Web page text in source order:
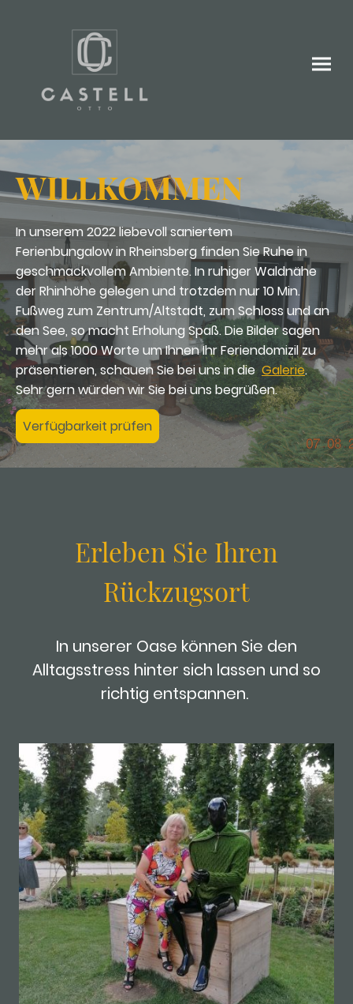
WILLKOMMEN
In unserem 2022 liebevoll saniertem
Ferienbungalow in Rheinsberg finden Sie Ruhe in
geschmackvollem Ambiente. In ruhiger Waldnähe
der Rhinhöhe gelegen und trotzdem nur 10 Min.
Fußweg zum Zentrum/Altstadt, zum Schloss und an
den See, so macht Erholung Spaß. Die Bilder sagen
mehr als 1000 Worte um Ihnen Ihr Feriendomizil zu
präsentieren, schauen Sie bei uns in die Galerie.
Sehr gern würden wir Sie bei uns begrüßen.
Verfügbarkeit prüfen
Erleben Sie Ihren
Rückzugsort
In unserer Oase können Sie den
All­tags­­­stress hinter sich lassen und so
richtig ent­­span­nen.